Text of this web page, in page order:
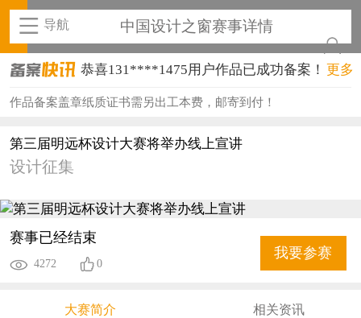
导航 中国设计之窗赛事详情
恭喜131****1475用户作品已成功备案！
恭喜133****8874用户作品已成功备案！
恭喜138****8638用户作品已成功备案！
恭喜136****9807用户作品已成功备案！
恭喜159****4930用户作品已成功备案！
恭喜150****6483用户作品已成功备案！
恭喜131****2473用户作品已成功备案！
更多
作品备案盖章纸质证书需另出工本费，邮寄到付！
第三届明远杯设计大赛将举办线上宣讲
设计征集
赛事已经结束
4272 0
我要参赛
大赛简介 相关资讯